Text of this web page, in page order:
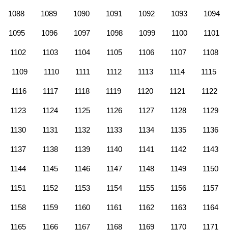
1088 1089 1090 1091 1092 1093 1094
1095 1096 1097 1098 1099 1100 1101
1102 1103 1104 1105 1106 1107 1108
1109 1110 1111 1112 1113 1114 1115
1116 1117 1118 1119 1120 1121 1122
1123 1124 1125 1126 1127 1128 1129
1130 1131 1132 1133 1134 1135 1136
1137 1138 1139 1140 1141 1142 1143
1144 1145 1146 1147 1148 1149 1150
1151 1152 1153 1154 1155 1156 1157
1158 1159 1160 1161 1162 1163 1164
1165 1166 1167 1168 1169 1170 1171